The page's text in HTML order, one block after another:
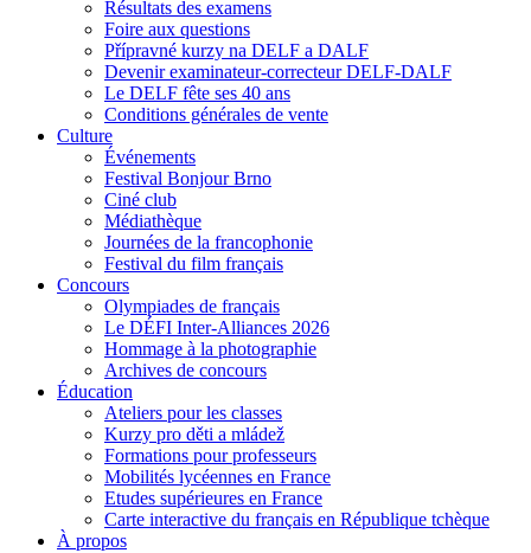
Résultats des examens
Foire aux questions
Přípravné kurzy na DELF a DALF
Devenir examinateur-correcteur DELF-DALF
Le DELF fête ses 40 ans
Conditions générales de vente
Culture
Événements
Festival Bonjour Brno
Ciné club
Médiathèque
Journées de la francophonie
Festival du film français
Concours
Olympiades de français
Le DÉFI Inter-Alliances 2026
Hommage à la photographie
Archives de concours
Éducation
Ateliers pour les classes
Kurzy pro děti a mládež
Formations pour professeurs
Mobilités lycéennes en France
Etudes supérieures en France
Carte interactive du français en République tchèque
À propos